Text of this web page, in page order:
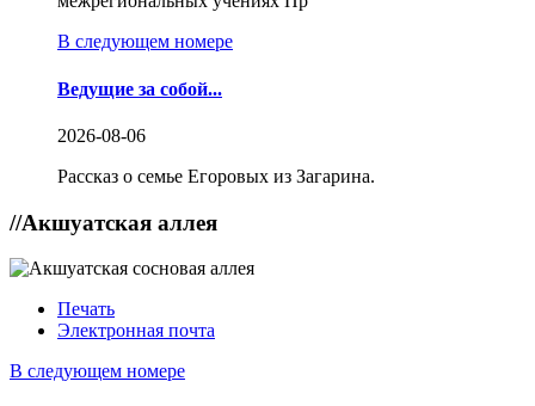
В следующем номере
Ведущие за собой...
2026-08-06
Рассказ о семье Егоровых из Загарина.
//Акшуатская аллея
Печать
Электронная почта
В следующем номере